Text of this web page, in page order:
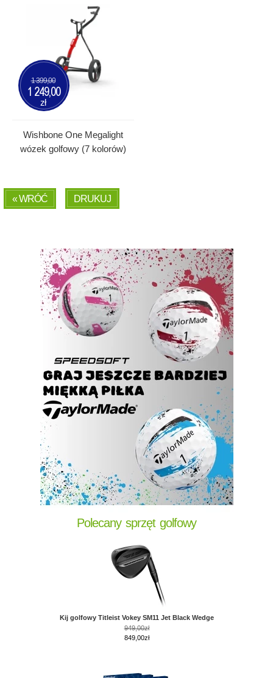
Wishbone One Megalight
wózek golfowy (7 kolorów)
1 399,00
1 249,00
zł
« WRÓĆ DRUKUJ
Polecany sprzęt golfowy
Kij golfowy Titleist Vokey SM11 Jet Black Wedge
949,00zł
849,00zł